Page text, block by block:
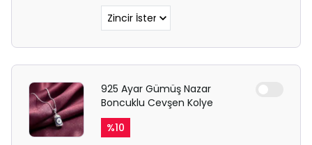
925 Ayar Gümüş Nazar
Boncuklu Cevşen Kolye
%10